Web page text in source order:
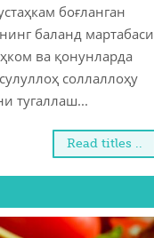
боғланган
баланд мартабаси
ва қонунларда
соллаллоҳу
тугаллаш...
Read titles ..